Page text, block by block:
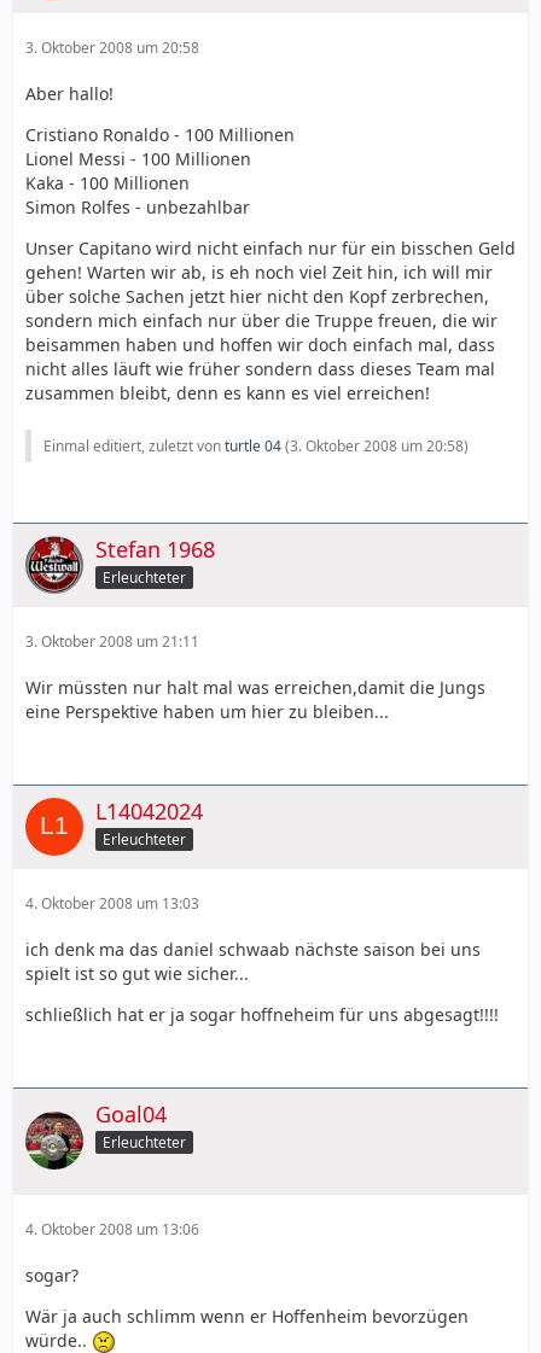
3. Oktober 2008 um 20:58
Aber hallo!
Cristiano Ronaldo - 100 Millionen
Lionel Messi - 100 Millionen
Kaka - 100 Millionen
Simon Rolfes - unbezahlbar
Unser Capitano wird nicht einfach nur für ein bisschen Geld
gehen! Warten wir ab, is eh noch viel Zeit hin, ich will mir
über solche Sachen jetzt hier nicht den Kopf zerbrechen,
sondern mich einfach nur über die Truppe freuen, die wir
beisammen haben und hoffen wir doch einfach mal, dass
nicht alles läuft wie früher sondern dass dieses Team mal
zusammen bleibt, denn es kann es viel erreichen!
Einmal editiert, zuletzt vonturtle 04(3. Oktober 2008 um 20:58)
Stefan 1968
Erleuchteter
3. Oktober 2008 um 21:11
Wir müssten nur halt mal was erreichen,damit die Jungs
eine Perspektive haben um hier zu bleiben...
L14042024
Erleuchteter
4. Oktober 2008 um 13:03
ich denk ma das daniel schwaab nächste saison bei uns
spielt ist so gut wie sicher...
schließlich hat er ja sogar hoffneheim für uns abgesagt!!!!
Goal04
Erleuchteter
4. Oktober 2008 um 13:06
sogar?
Wär ja auch schlimm wenn er Hoffenheim bevorzügen
würde..